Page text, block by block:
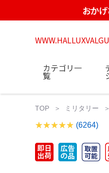
おか
カテゴリ一
覧
TOP ミリタリー
(6264)